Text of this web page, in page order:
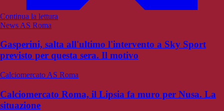
Continua la lettura
News AS Roma
Gasperini, salta all'ultimo l'intervento a Sky Sport
previsto per questa sera. Il motivo
Calciomercato AS Roma
Calciomercato Roma, il Lipsia fa muro per Nusa. La
situazione